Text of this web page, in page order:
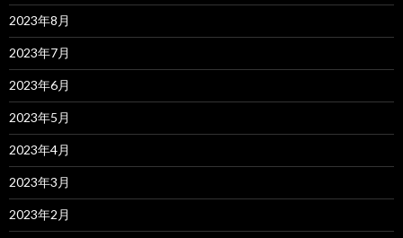
2023年8月
2023年7月
2023年6月
2023年5月
2023年4月
2023年3月
2023年2月